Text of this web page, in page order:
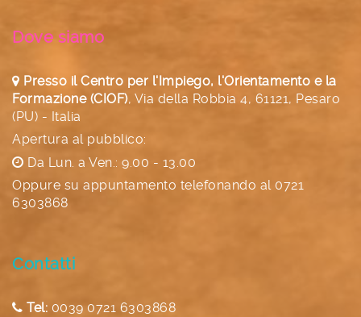
Dove siamo
Presso il Centro per l'Impiego, l'Orientamento e la
Formazione (CIOF), Via della Robbia 4, 61121, Pesaro
(PU) - Italia
Apertura al pubblico:
Da Lun. a Ven.: 9.00 - 13.00
Oppure su appuntamento telefonando al 0721
6303868
Contatti
Tel: 0039 0721 6303868